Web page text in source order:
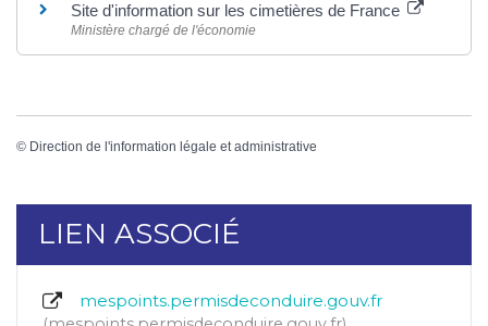
Site d'information sur les cimetières de France
Ministère chargé de l'économie
© Direction de l'information légale et administrative
LIEN ASSOCIÉ
mespoints.permisdeconduire.gouv.fr